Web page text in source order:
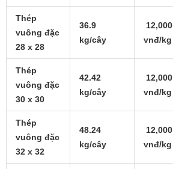
Thép
vuông đặc
28 x 28
36.9
kg/cây
12,000
vnđ/kg
Thép
vuông đặc
30 x 30
42.42
kg/cây
12,000
vnđ/kg
Thép
vuông đặc
32 x 32
48.24
kg/cây
12,000
vnđ/kg